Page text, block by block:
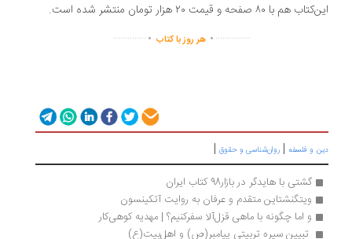
با ۸۰ صفحه و قیمت ۲۰ هزار تومان منتشر شده است.
...............
. هر روز با کتاب.
..............
و فلسفه|روان‌شناسی و حقوق|
گشتی با هایدگر در بازار98 کتاب ایران
ویتگنشتاین متقدم و عرفان به روایت آتکینسون
و اما چگونه با ماهی قزل‌آلا سفرکنیم؟ | مهدیه کوهی‌کار
تبیین سیره تربیتی پیامبر(ص) و اهل‌بیت(ع)